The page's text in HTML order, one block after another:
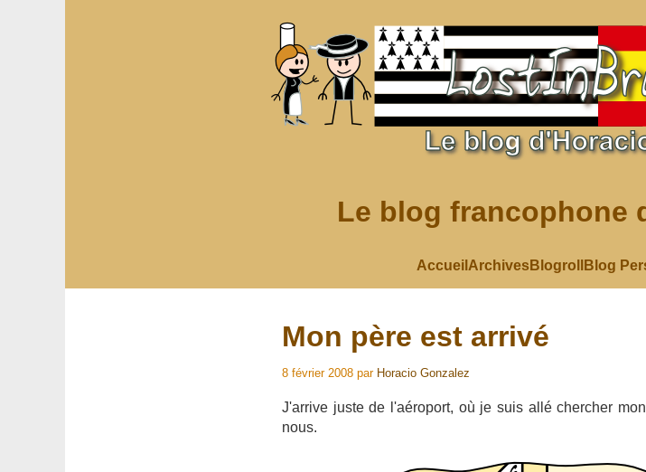
Le blog francophone
Accueil ArchivesBlogroll Blog
Mon père est arrivé
8 février 2008 par Horacio Gonzalez
J'arrive juste de l'aéroport, où je suis allé chercher
nous.